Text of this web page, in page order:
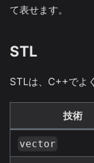
て表せます。
STL
STLは、C++でよ
技術
vector